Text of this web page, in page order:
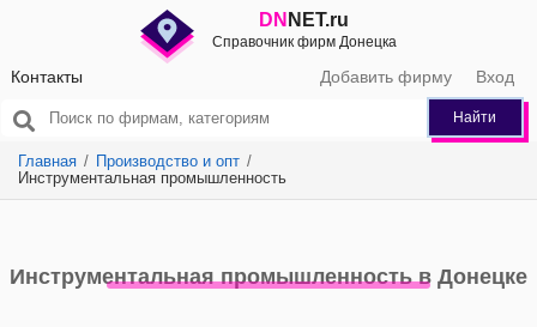
DN NET.ru
Справочник фирм Донецка
Контакты Добавить фирму Вход
Найти
Главная
Производство и опт
Инструментальная промышленность
Инструментальная промышленность в Донецке